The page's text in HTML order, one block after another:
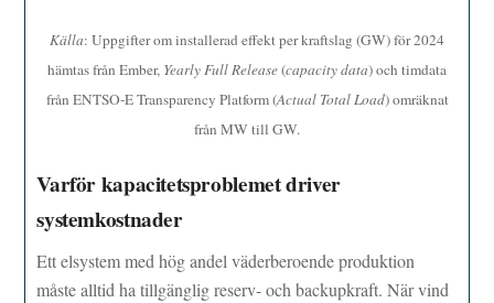
Källa: Uppgifter om installerad effekt per kraftslag (GW) för 2024
hämtas från Ember, Yearly Full Release(capacity data) och timdata
från ENTSO-E Transparency Platform (Actual Total Load) omräknat
från MW till GW.
Varför kapacitetsproblemet driver
systemkostnader
Ett elsystem med hög andel väderberoende produktion
måste alltid ha tillgänglig reserv- och backupkraft. När vind